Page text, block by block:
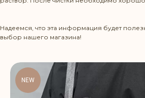
Надеемся, что эта информация будет
выбор нашего магазина!
NEW
contact@beltbag.by